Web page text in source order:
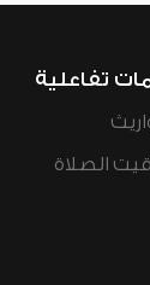
تفاعلية
الصلاة